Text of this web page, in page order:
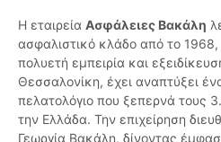
Η εταιρεία Ασφάλειες Βακάλη
ασφαλιστικό κλάδο από το
πολυετή εμπειρία και
Θεσσαλονίκη, έχει αναπτύξει
πελατολόγιο που ξεπερνά τους
την Ελλάδα. Την επιχείρηση
Γεωργία Βακάλη, δίνοντας